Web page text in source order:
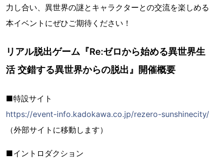
力し合い、異世界の謎とキャラクターとの交流を楽しめる
本イベントにぜひご期待ください！
リアル脱出ゲーム『Re:ゼロから始める異世界生
活 交錯する異世界からの脱出』開催概要
■特設サイト
https://event-info.kadokawa.co.jp/rezero-sunshinecity/
（外部サイトに移動します）
■イントロダクション